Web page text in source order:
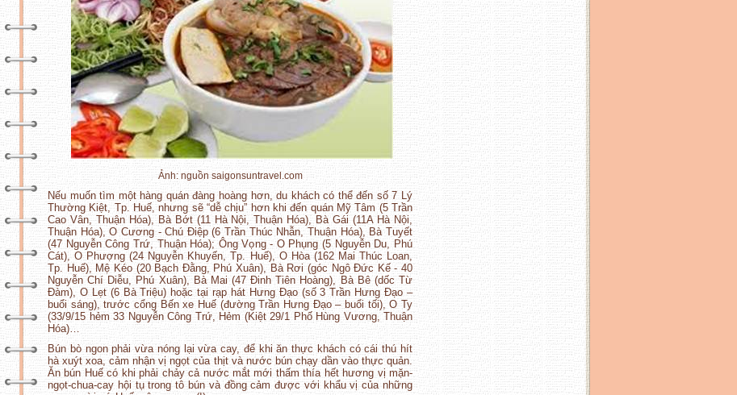
Ảnh: nguồn saigonsuntravel.com
Nếu muốn tìm một hàng quán đàng hoàng hơn, du khách có thể đến số 7 Lý
Thường Kiệt, Tp. Huế, nhưng sẽ “dễ chịu” hơn khi đến quán Mỹ Tâm (5 Trần
Cao Vân, Thuận Hóa), Bà Bớt (11 Hà Nội, Thuận Hóa), Bà Gái (11A Hà Nội,
Thuận Hóa), O Cương - Chú Điệp (6 Trần Thúc Nhẫn, Thuận Hóa), Bà Tuyết
(47 Nguyễn Công Trứ, Thuận Hóa); Ông Vọng - O Phụng (5 Nguyễn Du, Phú
Cát), O Phượng (24 Nguyễn Khuyến, Tp. Huế), O Hòa (162 Mai Thúc Loan,
Tp. Huế), Mệ Kéo (20 Bạch Đằng, Phú Xuân), Bà Rơi (góc Ngô Đức Kế - 40
Nguyễn Chí Diễu, Phú Xuân), Bà Mai (47 Đinh Tiên Hoàng), Bà Bê (dốc Từ
Đàm), O Lẹt (6 Bà Triệu) hoặc tại rạp hát Hưng Đạo (số 3 Trần Hưng Đạo –
buổi sáng), trước cổng Bến xe Huế (đường Trần Hưng Đạo – buổi tối), O Ty
(33/9/15 hẻm 33 Nguyễn Công Trứ, Hẻm (Kiệt 29/1 Phố Hùng Vương, Thuận
Hóa)…
Bún bò ngon phải vừa nóng lại vừa cay, để khi ăn thực khách có cái thú hít
hà xuýt xoa, cảm nhận vị ngọt của thịt và nước bún chạy dần vào thực quản.
Ăn bún Huế có khi phải chảy cả nước mắt mới thấm thía hết hương vị mặn-
ngọt-chua-cay hội tụ trong tô bún và đồng cảm được với khẩu vị của những